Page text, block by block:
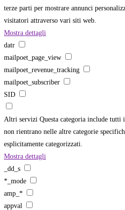
terze parti per mostrare annunci
visitatori attraverso vari siti web.
Mostra dettagli
datr
mailpoet_page_view
mailpoet_revenue_tracking
mailpoet_subscriber
SID
Altri servizi Questa categoria include
non rientrano nelle altre categorie
esplicitamente categorizzati.
Mostra dettagli
_dd_s
*_mode
amp_*
appval